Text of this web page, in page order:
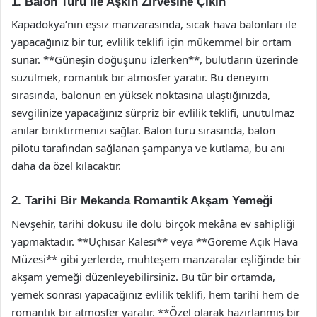
Kapadokya’nın eşsiz manzarasında, sıcak hava balonları ile
yapacağınız bir tur, evlilik teklifi için mükemmel bir ortam
sunar. **Güneşin doğuşunu izlerken**, bulutların üzerinde
süzülmek, romantik bir atmosfer yaratır. Bu deneyim
sırasında, balonun en yüksek noktasına ulaştığınızda,
sevgilinize yapacağınız sürpriz bir evlilik teklifi, unutulmaz
anılar biriktirmenizi sağlar. Balon turu sırasında, balon
pilotu tarafından sağlanan şampanya ve kutlama, bu anı
daha da özel kılacaktır.
2. Tarihi Bir Mekanda Romantik Akşam Yemeği
Nevşehir, tarihi dokusu ile dolu birçok mekâna ev sahipliği
yapmaktadır. **Uçhisar Kalesi** veya **Göreme Açık Hava
Müzesi** gibi yerlerde, muhteşem manzaralar eşliğinde bir
akşam yemeği düzenleyebilirsiniz. Bu tür bir ortamda,
yemek sonrası yapacağınız evlilik teklifi, hem tarihi hem de
romantik bir atmosfer yaratır. **Özel olarak hazırlanmış bir